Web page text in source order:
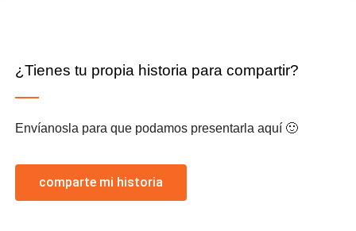
¿Tienes tu propia historia para compartir?
Envíanosla para que podamos presentarla aquí 🙂
comparte mi historia